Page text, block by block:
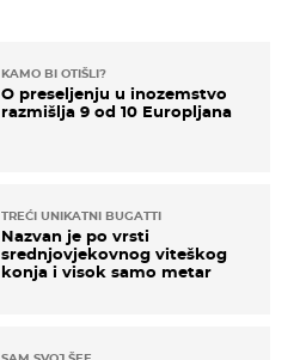
KAMO BI OTIŠLI?
O preseljenju u inozemstvo
razmišlja 9 od 10 Europljana
TREĆI UNIKATNI BUGATTI
Nazvan je po vrsti
srednjovjekovnog viteškog
konja i visok samo metar